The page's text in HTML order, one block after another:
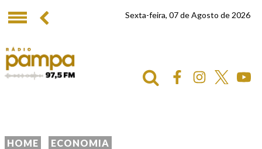
Sexta-feira, 07 de Agosto de 2026
HOME ECONOMIA